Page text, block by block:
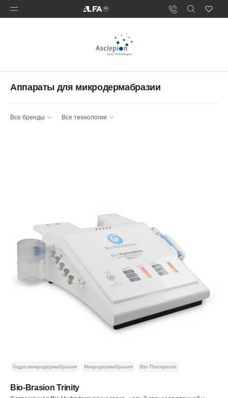
Аппараты для микродермабразии
Все бренды Все технологии
Bio-Brasion Trinity
Гидро-микродермабразия Микродермабразия Bio-Therapeutic